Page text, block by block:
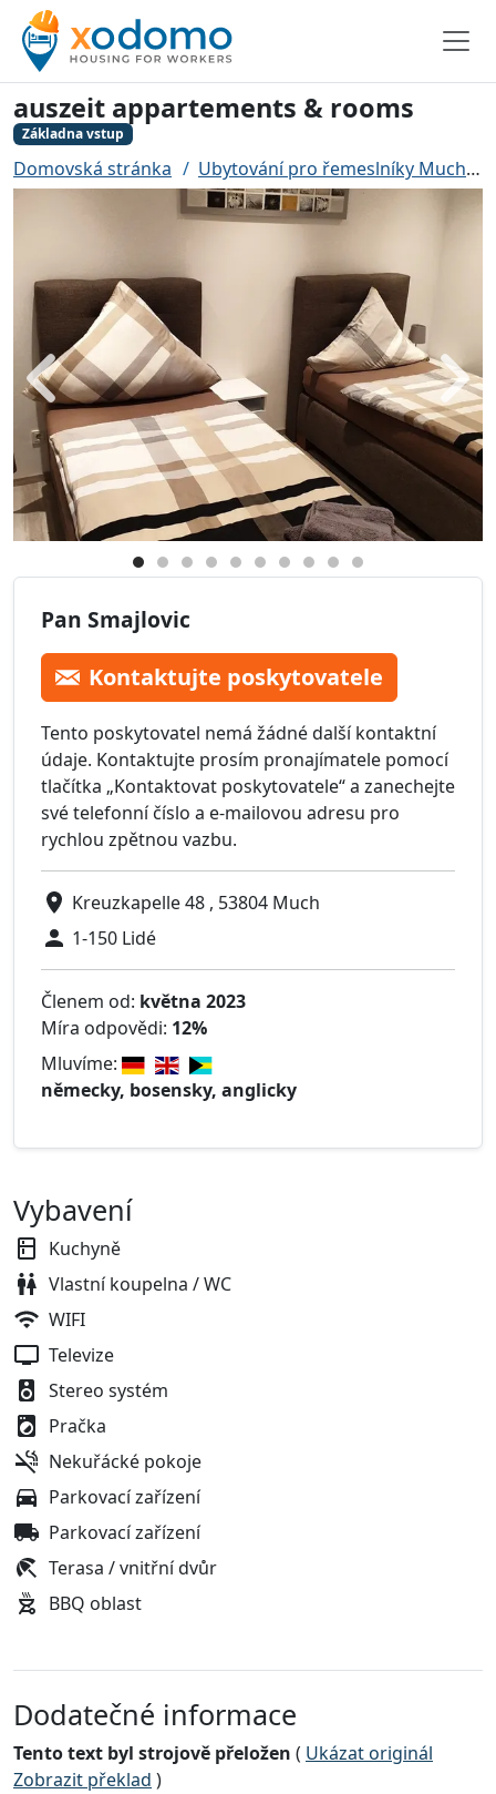
auszeit appartements & rooms
Základna vstup
Domovská stránka Ubytování pro řemeslníky Much
Zadní Dále
Pan Smajlovic
Kontaktujte poskytovatele
Tento poskytovatel nemá žádné další kontaktní
údaje. Kontaktujte prosím pronajímatele pomocí
tlačítka „Kontaktovat poskytovatele“ a zanechejte
své telefonní číslo a e-mailovou adresu pro
rychlou zpětnou vazbu.
Kreuzkapelle 48 , 53804 Much
1-150 Lidé
Členem od: května 2023
Míra odpovědi: 12%
Mluvíme:
německy, bosensky, anglicky
Vybavení
Kuchyně
Vlastní koupelna / WC
WIFI
Televize
Stereo systém
Pračka
Nekuřácké pokoje
Parkovací zařízení
Parkovací zařízení
Terasa / vnitřní dvůr
BBQ oblast
Dodatečné informace
Tento text byl strojově přeložen ( Ukázat originál
Zobrazit překlad )